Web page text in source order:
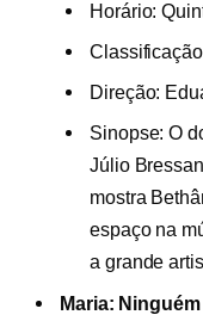
Horário:
Direção:
Sinopse: O
Júlio
mostra
espaço na
a grande
Maria: